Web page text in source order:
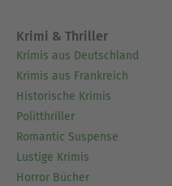
Gegenwart.
Krimi & Thriller
Krimis aus Deutschland
Krimis aus Frankreich
Historische Krimis
Politthriller
Romantic Suspense
Lustige Krimis
Horror Bücher